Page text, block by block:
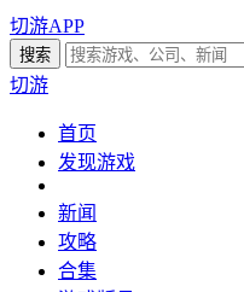
切游APP
切游
首页
发现游戏
新闻
攻略
合集